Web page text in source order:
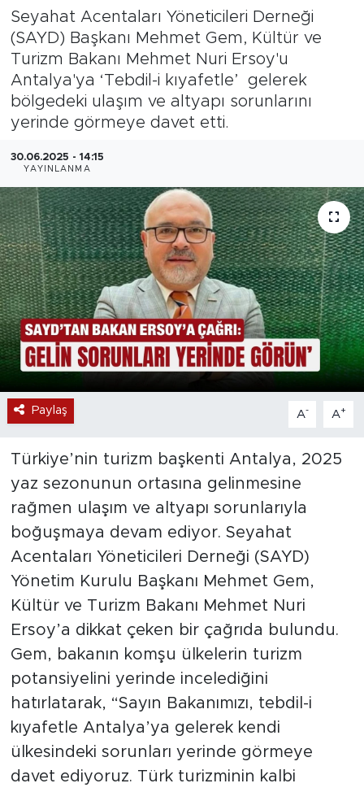
Seyahat Acentaları Yöneticileri Derneği
(SAYD) Başkanı Mehmet Gem, Kültür ve
Turizm Bakanı Mehmet Nuri Ersoy'u
Antalya'ya ‘Tebdil-i kıyafetle’ gelerek
bölgedeki ulaşım ve altyapı sorunlarını
yerinde görmeye davet etti.
30.06.2025 - 14:15
YAYINLANMA
Paylaş A- A+
Türkiye’nin turizm başkenti Antalya, 2025
yaz sezonunun ortasına gelinmesine
rağmen ulaşım ve altyapı sorunlarıyla
boğuşmaya devam ediyor. Seyahat
Acentaları Yöneticileri Derneği (SAYD)
Yönetim Kurulu Başkanı Mehmet Gem,
Kültür ve Turizm Bakanı Mehmet Nuri
Ersoy’a dikkat çeken bir çağrıda bulundu.
Gem, bakanın komşu ülkelerin turizm
potansiyelini yerinde incelediğini
hatırlatarak, “Sayın Bakanımızı, tebdil-i
kıyafetle Antalya’ya gelerek kendi
ülkesindeki sorunları yerinde görmeye
davet ediyoruz. Türk turizminin kalbi